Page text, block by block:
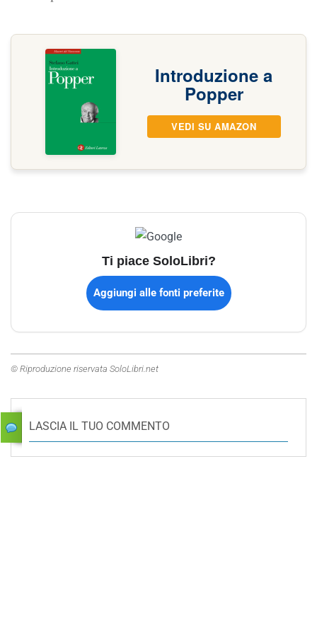
Introduzione a
Popper
VEDI SU AMAZON
Ti piace SoloLibri?
Aggiungi alle fonti preferite
© Riproduzione riservata SoloLibri.net
LASCIA IL TUO COMMENTO